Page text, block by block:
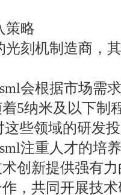
策略
光刻机制造商，
会根据市场需
5纳米及以下制
些领域的研发
注重人才的培
创新提供强有
，共同开展技